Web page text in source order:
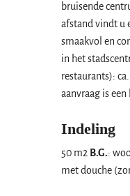
bruisende
afstand vindt u
smaakvol en
in het
restaurants):
aanvraag is
Indeling
50 m2 B.G.:
met douche